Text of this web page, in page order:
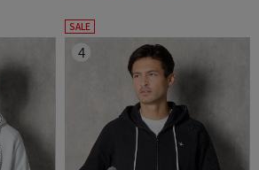
SALE
4